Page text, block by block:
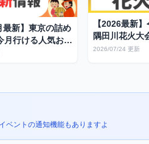
最新】東京の詰め
月行ける人気お得
【2026最新
隅田川花火大
日程・打上げ
2026/07/24 更新
ベントの通知機能もありますよ